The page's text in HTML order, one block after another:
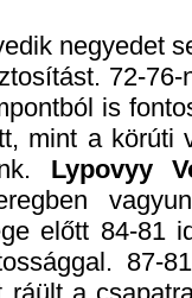
negyedet
72-
is
mint a körúti
Lypovyy
előtt 84-81
87-